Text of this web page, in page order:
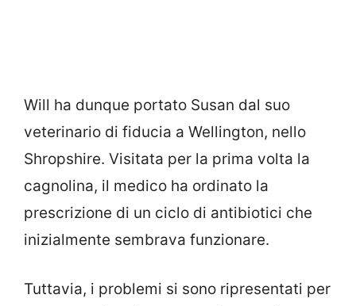
Will ha dunque portato Susan dal suo
veterinario di fiducia a Wellington, nello
Shropshire. Visitata per la prima volta la
cagnolina, il medico ha ordinato la
prescrizione di un ciclo di antibiotici che
inizialmente sembrava funzionare.
Tuttavia, i problemi si sono ripresentati per